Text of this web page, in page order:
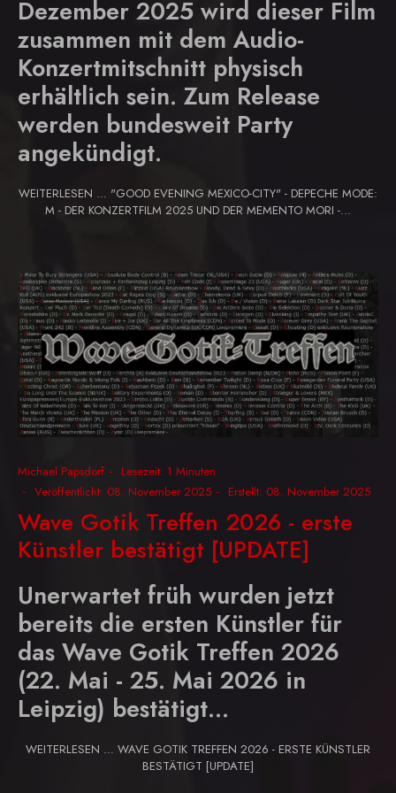
Dezember 2025 wird dieser Film
zusammen mit dem Audio-
Konzertmitschnitt physisch
erhältlich sein. Zum Release
werden bundesweit Party
angekündigt.
WEITERLESEN … "GOOD EVENING MEXICO-CITY" - DEPECHE MODE:
M - DER KONZERTFILM 2025 UND DER MEMENTO MORI -...
Michael Papsdorf
Lesezeit: 1 Minuten
Veröffentlicht: 08. November 2025
Erstellt: 08. November 2025
Wave Gotik Treffen 2026 - erste
Künstler bestätigt [UPDATE]
Unerwartet früh wurden jetzt
bereits die ersten Künstler für
das Wave Gotik Treffen 2026
(22. Mai - 25. Mai 2026 in
Leipzig) bestätigt...
WEITERLESEN … WAVE GOTIK TREFFEN 2026 - ERSTE KÜNSTLER
BESTÄTIGT [UPDATE]